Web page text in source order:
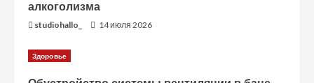
алкоголизма
studiohallo_ 14 июля 2026
Здоровье